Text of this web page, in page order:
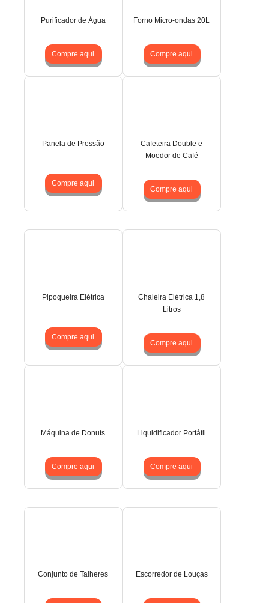
Purificador de Água
Compre aqui
Forno Micro-ondas 20L
Compre aqui
Panela de Pressão
Compre aqui
Cafeteira Double e
Moedor de Café
Compre aqui
Pipoqueira Elétrica
Compre aqui
Chaleira Elétrica 1,8
Litros
Compre aqui
Máquina de Donuts
Compre aqui
Liquidificador Portátil
Compre aqui
Conjunto de Talheres Escorredor de Louças